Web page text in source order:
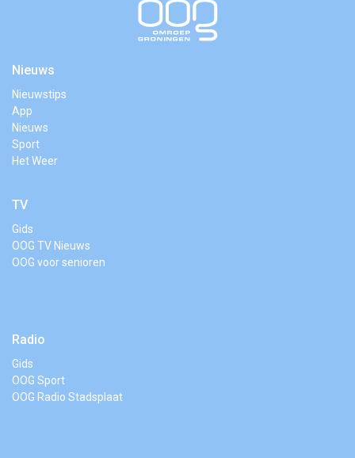
Nieuws
Nieuwstips
App
Nieuws
Sport
Het Weer
TV
Gids
OOG TV Nieuws
OOG voor senioren
Radio
Gids
OOG Sport
OOG Radio Stadsplaat